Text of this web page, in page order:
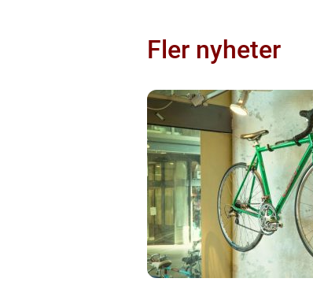
Fler nyheter